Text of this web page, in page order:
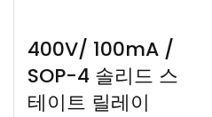
400V/ 100mA /
SOP-4 솔리드 스
테이트 릴레이